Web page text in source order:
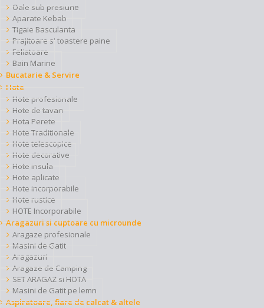
Oale sub presiune
Aparate Kebab
Tigaie Basculanta
Prajitoare si toastere paine
Feliatoare
Bain Marine
Bucatarie & Servire
Hote
Hote profesionale
Hote de tavan
Hota Perete
Hote Traditionale
Hote telescopice
Hote decorative
Hote insula
Hote aplicate
Hote incorporabile
Hote rustice
HOTE Incorporabile
Aragazuri si cuptoare cu microunde
Aragaze profesionale
Masini de Gatit
Aragazuri
Aragaze de Camping
SET ARAGAZ si HOTA
Masini de Gatit pe lemn
Aspiratoare, fiare de calcat & altele